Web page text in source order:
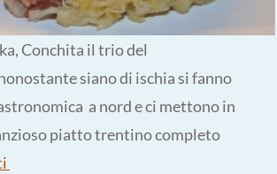
Conchita il trio del
siano di ischia si fanno
a nord e ci mettono in
piatto trentino completo